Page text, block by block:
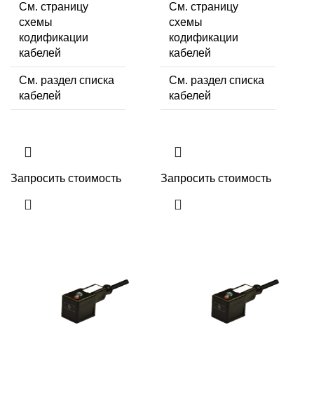
См. страницу
схемы
кодификации
кабелей
См. раздел списка
кабелей
Запросить стоимость
См. страницу
схемы
кодификации
кабелей
См. раздел списка
кабелей
Запросить стоимость